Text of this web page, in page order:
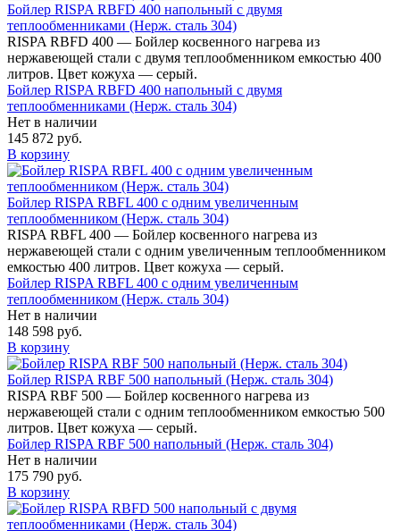
Бойлер RISPA RBFD 400 напольный c двумя
теплообменниками (Нерж. сталь 304)
RISPA RBFD 400 — Бойлер косвенного нагрева из
нержавеющей стали с двумя теплообменником емкостью 400
литров. Цвет кожуха — серый.
Бойлер RISPA RBFD 400 напольный c двумя
теплообменниками (Нерж. сталь 304)
Нет в наличии
145 872 руб.
В корзину
Бойлер RISPA RBFL 400 с одним увеличенным
теплообменником (Нерж. сталь 304)
RISPA RBFL 400 — Бойлер косвенного нагрева из
нержавеющей стали с одним увеличенным теплообменником
емкостью 400 литров. Цвет кожуха — серый.
Бойлер RISPA RBFL 400 с одним увеличенным
теплообменником (Нерж. сталь 304)
Нет в наличии
148 598 руб.
В корзину
Бойлер RISPA RBF 500 напольный (Нерж. сталь 304)
RISPA RBF 500 — Бойлер косвенного нагрева из
нержавеющей стали с одним теплообменником емкостью 500
литров. Цвет кожуха — серый.
Бойлер RISPA RBF 500 напольный (Нерж. сталь 304)
Нет в наличии
175 790 руб.
В корзину